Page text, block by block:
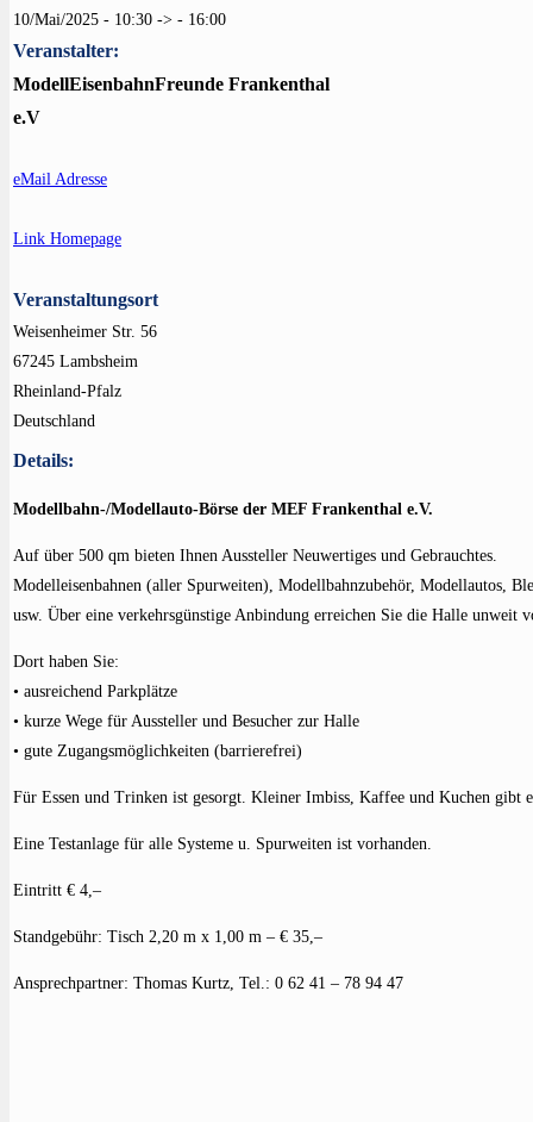
10/Mai/2025 - 10:30 -> - 16:00
Veranstalter:
ModellEisenbahnFreunde Frankenthal
e.V
eMail Adresse
Link Homepage
Veranstaltungsort
Weisenheimer Str. 56
67245 Lambsheim
Rheinland-Pfalz
Deutschland
Details:
Modellbahn-/Modellauto-Börse der MEF Frankenthal e.V.
Auf über 500 qm bieten Ihnen Aussteller Neuwertiges und Gebrauchtes.
Modelleisenbahnen (aller Spurweiten), Modellbahnzubehör, Modellautos,
usw. Über eine verkehrsgünstige Anbindung erreichen Sie die Halle unweit
Dort haben Sie:
• ausreichend Parkplätze
• kurze Wege für Aussteller und Besucher zur Halle
• gute Zugangsmöglichkeiten (barrierefrei)
Für Essen und Trinken ist gesorgt. Kleiner Imbiss, Kaffee und Kuchen gibt
Eine Testanlage für alle Systeme u. Spurweiten ist vorhanden.
Eintritt € 4,–
Standgebühr: Tisch 2,20 m x 1,00 m – € 35,–
Ansprechpartner: Thomas Kurtz, Tel.: 0 62 41 – 78 94 47